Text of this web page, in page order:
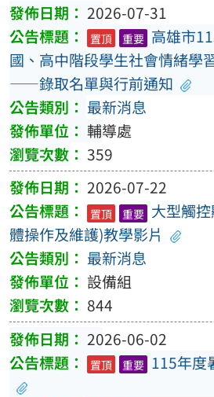
2026-07-31
置頂 重要 高雄市
國、高中階段學生社會情緒學
——錄取名單與行前通知
最新消息
輔導處
359
2026-07-22
置頂 重要 大型觸
體操作及維護)教學影片
最新消息
設備組
844
2026-06-02
置頂 重要 115年度